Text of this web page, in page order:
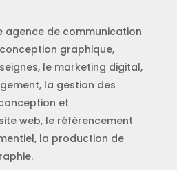
agence de communication
graphique,
le marketing digital,
la gestion des
et
web, le référencement
la production de